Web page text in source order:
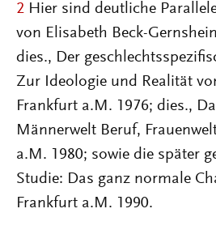
2 Hier sind deutliche
von Elisabeth Beck-
dies., Der
Zur Ideologie und Realität
Frankfurt a.M. 1976; dies.,
Männerwelt Beruf,
a.M. 1980; sowie die später
Studie: Das ganz normale
Frankfurt a.M. 1990.